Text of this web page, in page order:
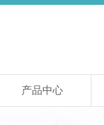
产品中心